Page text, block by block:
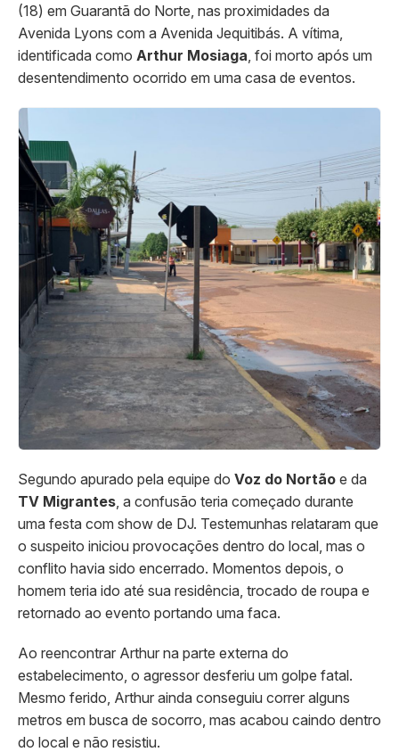
(18) em Guarantã do Norte, nas proximidades da
Avenida Lyons com a Avenida Jequitibás. A vítima,
identificada como Arthur Mosiaga , foi morto após um
desentendimento ocorrido em uma casa de eventos.
Segundo apurado pela equipe do Voz do Nortão e da
TV Migrantes , a confusão teria começado durante
uma festa com show de DJ. Testemunhas relataram que
o suspeito iniciou provocações dentro do local, mas o
conflito havia sido encerrado. Momentos depois, o
homem teria ido até sua residência, trocado de roupa e
retornado ao evento portando uma faca.
Ao reencontrar Arthur na parte externa do
estabelecimento, o agressor desferiu um golpe fatal.
Mesmo ferido, Arthur ainda conseguiu correr alguns
metros em busca de socorro, mas acabou caindo dentro
do local e não resistiu.